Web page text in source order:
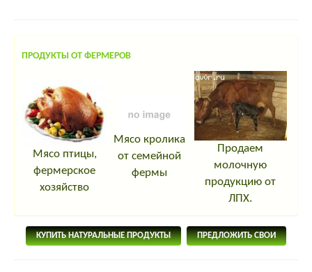
ПРОДУКТЫ ОТ ФЕРМЕРОВ
Мясо птицы,
фермерское
хозяйство
Мясо кролика
от семейной
фермы
Продаем
молочную
продукцию от
ЛПХ.
КУПИТЬ НАТУРАЛЬНЫЕ ПРОДУКТЫ ПРЕДЛОЖИТЬ СВОИ